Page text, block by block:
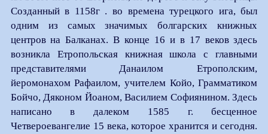
Созданный в 1158г . во времена турецкого ига, был
одним из самых значимых болгарских книжных
центров на Балканах. В конце 16 и в 17 веков здесь
возникла Етропольская книжная школа с главными
представителями Данаилом Етрополским,
йеромонахом Рафаилом, учителем Койо, Грамматиком
Бойчо, Дяконом Йоаном, Василием Софиянином. Здесь
написано в далеком 1585 г. бесценное
Четвероевангелие 15 века, которое хранится и сегодня.